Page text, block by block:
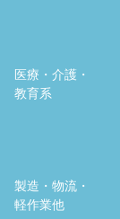
医療・介護・
教育系
製造・物流・
軽作業他